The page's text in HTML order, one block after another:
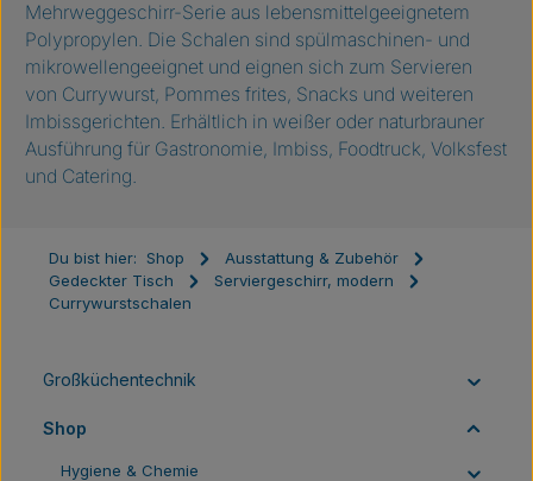
Mehrweggeschirr-Serie aus lebensmittelgeeignetem
Polypropylen. Die Schalen sind spülmaschinen- und
mikrowellengeeignet und eignen sich zum Servieren
von Currywurst, Pommes frites, Snacks und weiteren
Imbissgerichten. Erhältlich in weißer oder naturbrauner
Ausführung für Gastronomie, Imbiss, Foodtruck, Volksfest
und Catering.
Du bist hier: Shop
Ausstattung & Zubehör
Gedeckter Tisch
Serviergeschirr, modern
Currywurstschalen
Großküchentechnik
Shop
Hygiene & Chemie